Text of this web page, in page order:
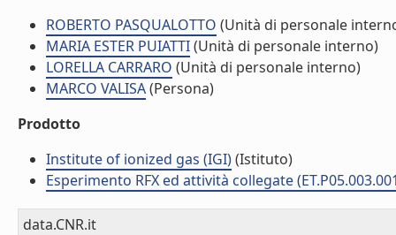
ROBERTO PASQUALOTTO (Unità di personale
MARIA ESTER PUIATTI(Unità di personale interno)
LORELLA CARRARO (Unità di personale interno)
MARCO VALISA(Persona)
Prodotto
Institute of ionized gas (IGI)(Istituto)
Esperimento RFX ed attività collegate
data.CNR.it